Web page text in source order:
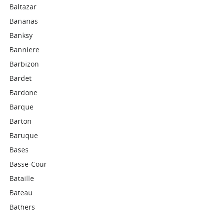
Baltazar
Bananas
Banksy
Banniere
Barbizon
Bardet
Bardone
Barque
Barton
Baruque
Bases
Basse-Cour
Bataille
Bateau
Bathers